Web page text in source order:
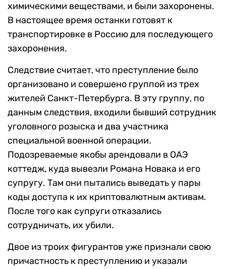
химическими веществами, и были захоронены.
В настоящее время останки готовят к
транспортировке в Россию для последующего
захоронения.
Следствие считает, что преступление было
организовано и совершено группой из трех
жителей Санкт-Петербурга. В эту группу, по
данным следствия, входили бывший сотрудник
уголовного розыска и два участника
специальной военной операции.
Подозреваемые якобы арендовали в ОАЭ
коттедж, куда вывезли Романа Новака и его
супругу. Там они пытались выведать у пары
коды доступа к их криптовалютным активам.
После того как супруги отказались
сотрудничать, их убили.
Двое из троих фигурантов уже признали свою
причастность к преступлению и указали